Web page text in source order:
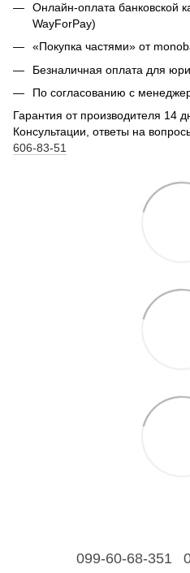
Онлайн-оплата банковской
WayForPay)
«Покупка частями» от
Безналичная оплата для
По согласованию с
Гарантия от производителя 14
Консультации, ответы на
606-83-51
099-60-68-351